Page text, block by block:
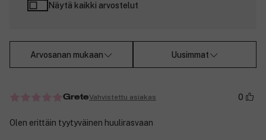
Näytä kaikki arvostelut
Arvosanan mukaan Uusimmat
GreteVahvistettu asiakas 0
Olen erittäin tyytyväinen huulirasvaan